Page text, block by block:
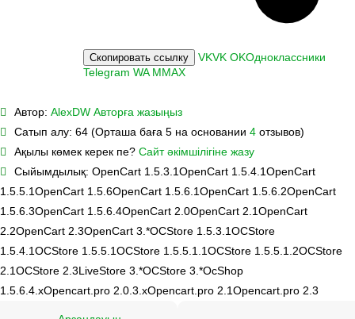
Скопировать ссылку VKVK OKОдноклассники
Telegram WA MMAX
Автор: AlexDW Авторға жазыңыз
Сатып алу: 64 (Орташа баға 5 на основании 4 отзывов)
Ақылы көмек керек пе? Сайт әкімшілігіне жазу
Сыйымдылық: OpenCart 1.5.3.1OpenCart 1.5.4.1OpenCart
1.5.5.1OpenCart 1.5.6OpenCart 1.5.6.1OpenCart 1.5.6.2OpenCart
1.5.6.3OpenCart 1.5.6.4OpenCart 2.0OpenCart 2.1OpenCart
2.2OpenCart 2.3OpenCart 3.*OCStore 1.5.3.1OCStore
1.5.4.1OCStore 1.5.5.1OCStore 1.5.5.1.1OCStore 1.5.5.1.2OCStore
2.1OCStore 2.3LiveStore 3.*OCStore 3.*OcShop
1.5.6.4.хOpencart.pro 2.0.3.хOpencart.pro 2.1Opencart.pro 2.3